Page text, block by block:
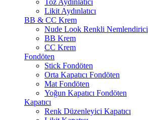
Toz Aydınlatıcı
Likit Aydınlatıcı
BB & CC Krem
Nude Look Renkli Nemlendirici
BB Krem
CC Krem
Fondöten
Stick Fondöten
Orta Kapatıcı Fondöten
Mat Fondöten
Yoğun Kapatıcı Fondöten
Kapatıcı
Renk Düzenleyici Kapatıcı